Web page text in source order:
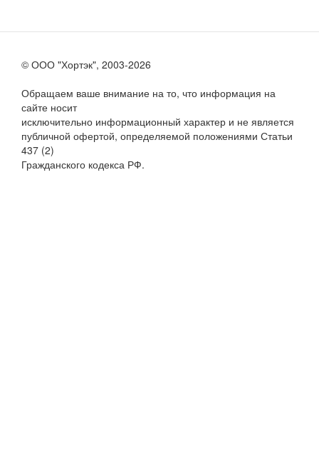
© ООО "Хортэк", 2003-2026
Обращаем ваше внимание на то, что информация на
сайте носит
исключительно информационный характер и не является
публичной офертой, определяемой положениями Статьи
437 (2)
Гражданского кодекса РФ.